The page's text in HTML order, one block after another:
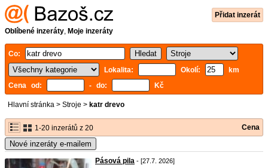
Přidat inzerát
Oblíbené inzeráty, Moje inzeráty
Co:
Lokalita:
Okolí:
km
Cena od:
- do: Kč
Hlavní stránka > Stroje > katr drevo
1-20 inzerátů z 20 Cena
Nové inzeráty e-mailem
Pásová pila - [27.7. 2026]